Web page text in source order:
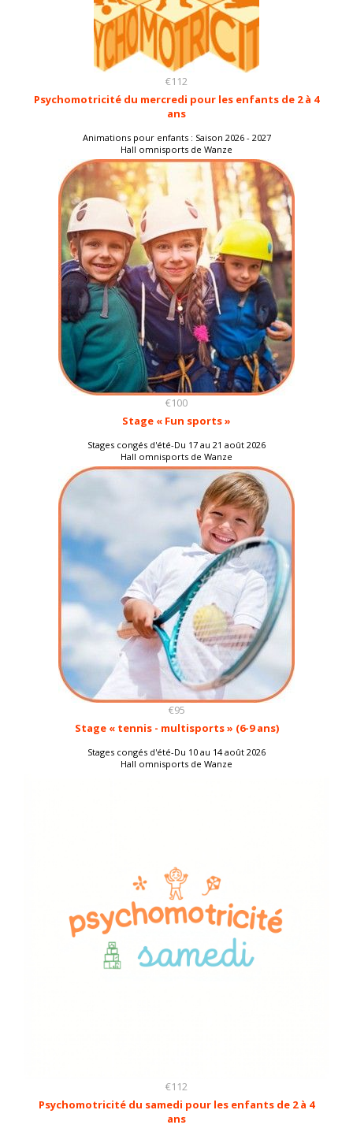
€112
Psychomotricité du mercredi pour les enfants de 2 à 4
ans
Animations pour enfants : Saison 2026 - 2027
Hall omnisports de Wanze
€100
Stage « Fun sports »
Stages congés d'été-Du 17 au 21 août 2026
Hall omnisports de Wanze
€95
Stage « tennis - multisports » (6-9 ans)
Stages congés d'été-Du 10 au 14 août 2026
Hall omnisports de Wanze
€112
Psychomotricité du samedi pour les enfants de 2 à 4
ans